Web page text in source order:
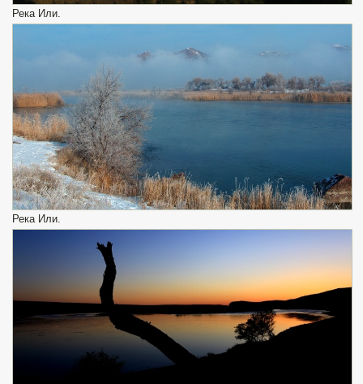
Река Или.
Река Или.